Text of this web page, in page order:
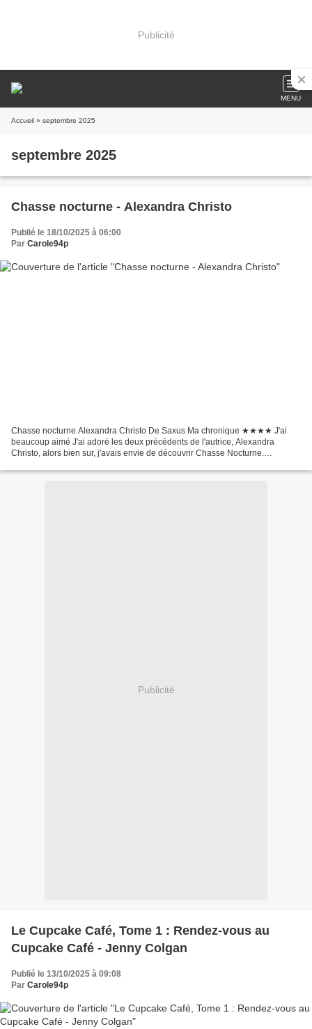
Publicité
MENU
Accueil » septembre 2025
septembre 2025
Chasse nocturne - Alexandra Christo
Publié le 18/10/2025 à 06:00
Par Carole94p
Chasse nocturne Alexandra Christo De Saxus Ma chronique ★★★★ J'ai
beaucoup aimé J'ai adoré les deux précédents de l'autrice, Alexandra
Christo, alors bien sur, j'avais envie de découvrir Chasse Nocturne.
Publicité
Le Cupcake Café, Tome 1 : Rendez-vous au
Cupcake Café - Jenny Colgan
Publié le 13/10/2025 à 09:08
Par Carole94p